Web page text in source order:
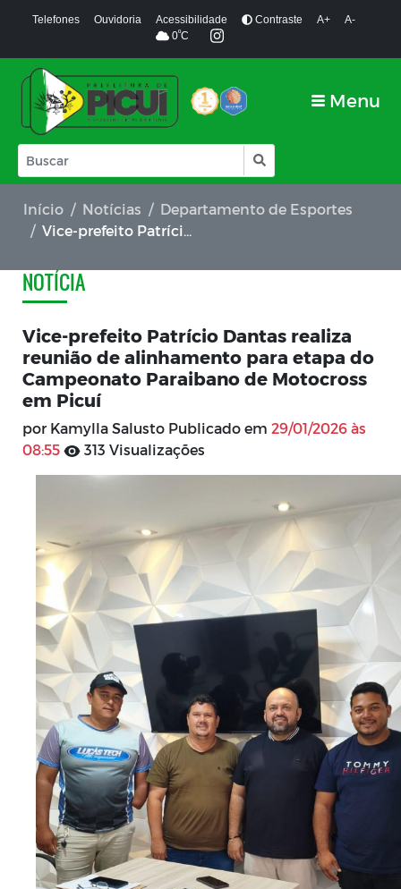
Telefones Ouvidoria Acessibilidade Contraste A+
A-
0ºC
Menu
Início Notícias
Departamento de Esportes
Vice-prefeito Patrício Dantas realiza reunião de alinhamento para etapa do Campeonato Paraibano de Motocross em Picuí
NOTÍCIA
Vice-prefeito Patrício Dantas realiza
reunião de alinhamento para etapa do
Campeonato Paraibano de Motocross
em Picuí
por Kamylla Salusto Publicado em 29/01/2026 às
08:55
313 Visualizações